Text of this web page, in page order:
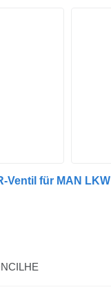
Ventil für MAN LKW